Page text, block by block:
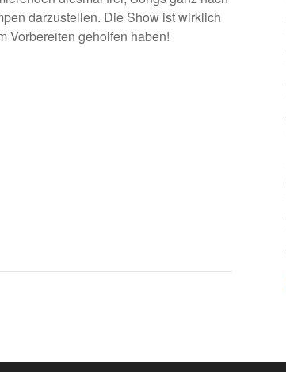
darzustellen. Die Show ist wirklich
Vorbereiten geholfen haben!